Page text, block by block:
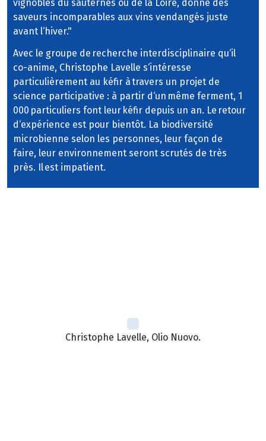
vignobles du sauternes ou de la Loire, donne des
saveurs incomparables aux vins vendangés juste
avant l‘hiver."
Avec le groupe de recherche interdisciplinaire qu‘il
co-anime, Christophe Lavelle s‘intéresse
particulièrement au kéfir à travers un projet de
science participative : à partir d‘un même ferment, 1
000 particuliers font leur kéfir depuis un an. Le retour
d‘expérience est pour bientôt. La biodiversité
microbienne selon les personnes, leur façon de
faire, leur environnement seront scrutés de très
près. Il est impatient.
Christophe Lavelle, Olio Nuovo.